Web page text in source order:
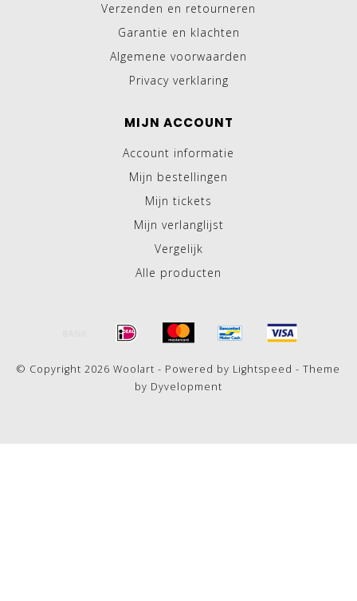
Verzenden en retourneren
Garantie en klachten
Algemene voorwaarden
Privacy verklaring
MIJN ACCOUNT
Account informatie
Mijn bestellingen
Mijn tickets
Mijn verlanglijst
Vergelijk
Alle producten
© Copyright 2026 Woolart - Powered by Lightspeed - Theme
by Dyvelopment